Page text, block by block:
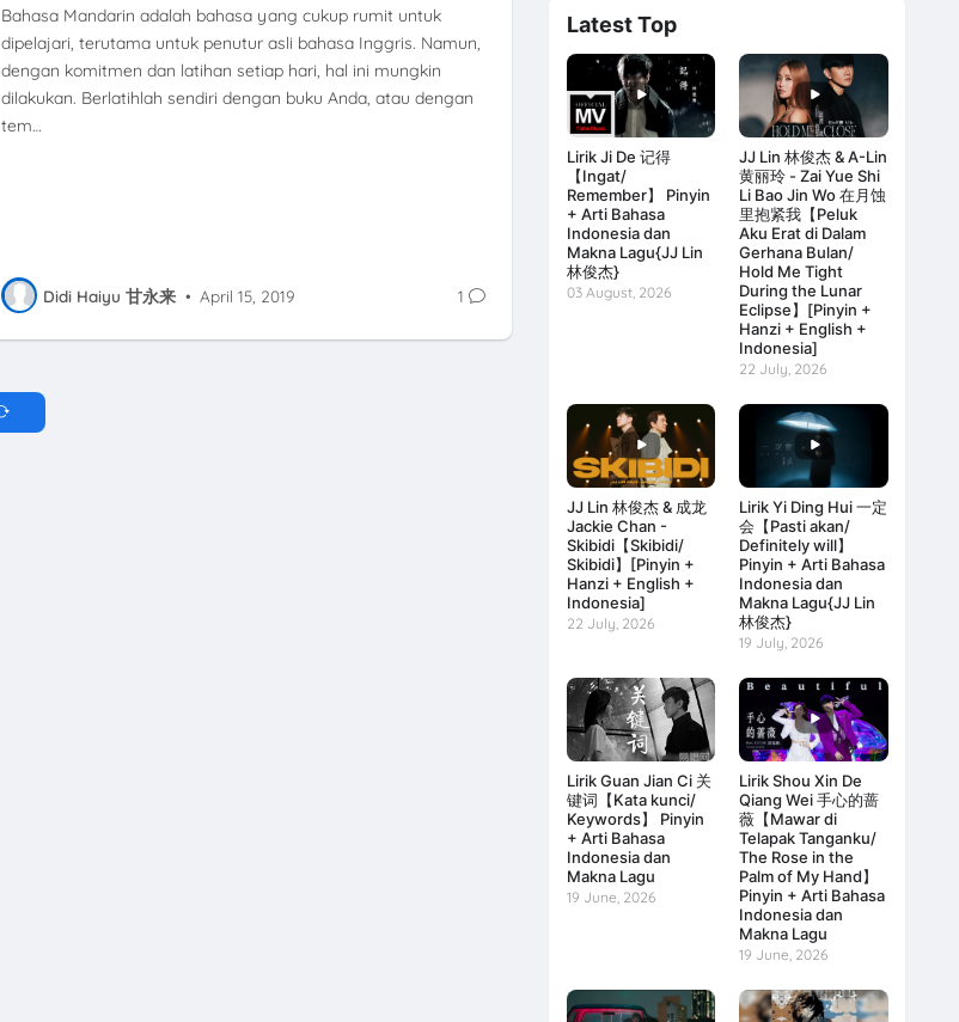
Bahasa Mandarin adalah bahasa yang cukup rumit untuk
dipelajari, terutama untuk penutur asli bahasa Inggris. Namun,
dengan komitmen dan latihan setiap hari, hal ini mungkin
dilakukan. Berlatihlah sendiri dengan buku Anda, atau dengan
tem…
Didi Haiyu 甘永来 • April 15, 2019 1
Latest Top
Lirik Ji De 记得
【Ingat/
Remember】 Pinyin
+ Arti Bahasa
Indonesia dan
Makna Lagu{JJ Lin
林俊杰}
03 August, 2026
JJ Lin 林俊杰 & A-Lin
黄丽玲 - Zai Yue Shi
Li Bao Jin Wo 在月蚀
里抱紧我【Peluk
Aku Erat di Dalam
Gerhana Bulan/
Hold Me Tight
During the Lunar
Eclipse】[Pinyin +
Hanzi + English +
Indonesia]
22 July, 2026
JJ Lin 林俊杰 & 成龙
Jackie Chan -
Skibidi【Skibidi/
Skibidi】[Pinyin +
Hanzi + English +
Indonesia]
22 July, 2026
Lirik Yi Ding Hui 一定
会【Pasti akan/
Definitely will】
Pinyin + Arti Bahasa
Indonesia dan
Makna Lagu{JJ Lin
林俊杰}
19 July, 2026
Lirik Guan Jian Ci 关
键词【Kata kunci/
Keywords】 Pinyin
+ Arti Bahasa
Indonesia dan
Makna Lagu
19 June, 2026
Lirik Shou Xin De
Qiang Wei 手心的蔷
薇【Mawar di
Telapak Tanganku/
The Rose in the
Palm of My Hand】
Pinyin + Arti Bahasa
Indonesia dan
Makna Lagu
19 June, 2026